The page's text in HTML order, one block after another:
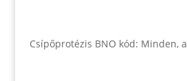
Csípőprotézis BNO kód: Minden,